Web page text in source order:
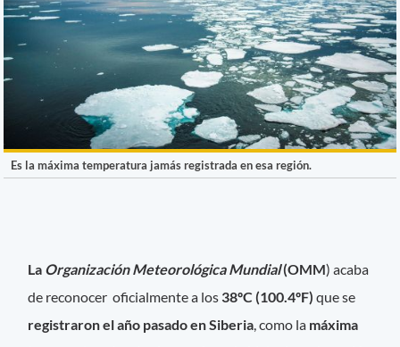
Es la máxima temperatura jamás registrada en esa región.
La Organización Meteorológica Mundial(OMM) acaba
de reconocer oficialmente a los 38ºC (100.4ºF) que se
registraron el año pasado en Siberia , como la máxima